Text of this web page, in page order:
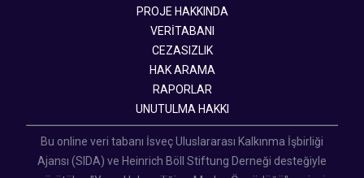
PROJE HAKKINDA
VERİTABANI
CEZASIZLIK
HAK ARAMA
RAPORLAR
UNUTULMA HAKKI
Bu online veri tabanı İsveç Uluslararası Kalkınma İşbirliği
Ajansı (SIDA) ve Heinrich Böll Stiftung Derneği desteğiyle